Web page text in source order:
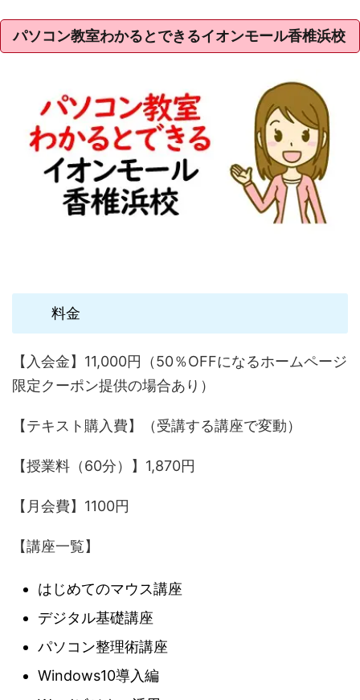
パソコン教室わかるとできるイオンモール香椎浜校
料金
【入会金】11,000円（50％OFFになるホームページ
限定クーポン提供の場合あり）
【テキスト購入費】（受講する講座で変動）
【授業料（60分）】1,870円
【月会費】1100円
【講座一覧】
はじめてのマウス講座
デジタル基礎講座
パソコン整理術講座
Windows10導入編